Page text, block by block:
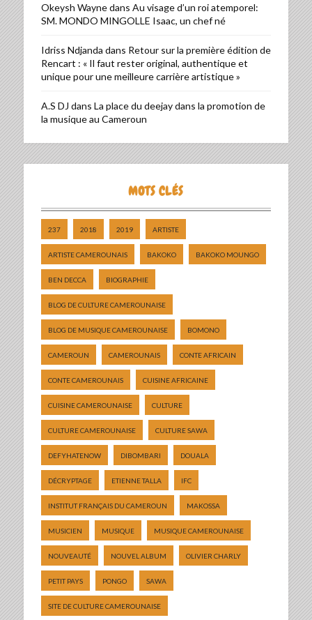
Okeysh Waynedans Au visage d’un roi atemporel:
SM. MONDO MINGOLLE Isaac, un chef né
Idriss Ndjanda dans Retour sur la première édition de
Rencart : « Il faut rester original, authentique et
unique pour une meilleure carrière artistique »
A.S DJ dans La place du deejay dans la promotion de
la musique au Cameroun
MOTS CLÉS
237 2018 2019 ARTISTE
ARTISTE CAMEROUNAIS BAKOKO BAKOKO MOUNGO
BEN DECCA BIOGRAPHIE
BLOG DE CULTURE CAMEROUNAISE
BLOG DE MUSIQUE CAMEROUNAISE BOMONO
CAMEROUN CAMEROUNAIS CONTE AFRICAIN
CONTE CAMEROUNAIS CUISINE AFRICAINE
CUISINE CAMEROUNAISE CULTURE
CULTURE CAMEROUNAISE CULTURE SAWA
DEFYHATENOW DIBOMBARI DOUALA
DÉCRYPTAGE ETIENNE TALLA IFC
INSTITUT FRANÇAIS DU CAMEROUN MAKOSSA
MUSICIEN MUSIQUE MUSIQUE CAMEROUNAISE
NOUVEAUTÉ NOUVEL ALBUM OLIVIER CHARLY
PETIT PAYS PONGO SAWA
SITE DE CULTURE CAMEROUNAISE